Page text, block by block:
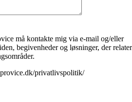
må kontakte mig via e-mail og/eller
begivenheder og løsninger, der
privatlivspolitik/